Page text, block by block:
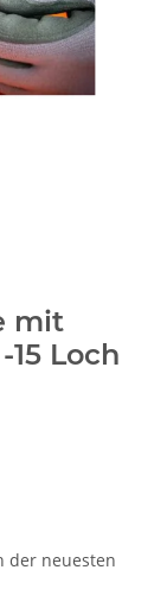
mit
Loch
der neuesten